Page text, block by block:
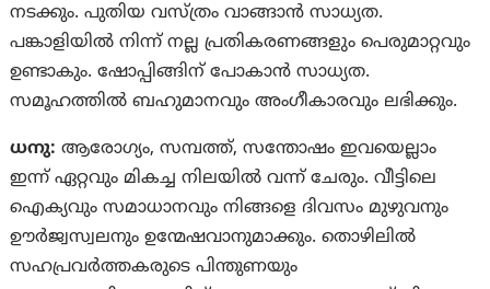
നടക്കും. പുതിയ വസ്‌ത്രം വാങ്ങാൻ സാധ്യത.
പങ്കാളിയിൽ നിന്ന് നല്ല പ്രതികരണങ്ങളും പെരുമാറ്റവും
ഉണ്ടാകും. ഷോപ്പിങ്ങിന് പോകാൻ സാധ്യത.
സമൂഹത്തില്‍ ബഹുമാനവും അംഗീകാരവും ലഭിക്കും.
ധനു: ആരോഗ്യം, സമ്പത്ത്, സന്തോഷം ഇവയെല്ലാം
ഇന്ന് ഏറ്റവും മികച്ച നിലയില്‍ വന്ന് ചേരും. വീട്ടിലെ
ഐക്യവും സമാധാനവും നിങ്ങളെ ദിവസം മുഴുവനും
ഊര്‍ജ്വസ്വലനും ഉന്മേഷവാനുമാക്കും. തൊഴിലില്‍
സഹപ്രവര്‍ത്തകരുടെ പിന്തുണയും